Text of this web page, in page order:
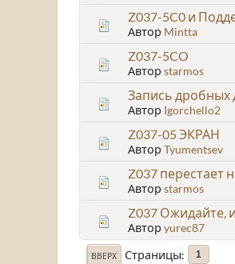
Z037-5C0 и
Автор Mintta
Z037-5CO
Автор starmos
Запись дробных
Автор Igorchello2
Z037-05 ЭКРАН
Автор Tyumentsev
Z037 перестает
Автор starmos
Z037 Ожидайте,
Автор yurec87
ВВЕРХ Страницы 1